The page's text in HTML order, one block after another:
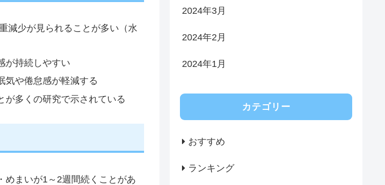
減少が見られることが多い（水
が持続しやすい
気や倦怠感が軽減する
が多くの研究で示されている
めまいが1～2週間続くことがあ
2024年3月
2024年2月
2024年1月
カテゴリー
おすすめ
ランキング